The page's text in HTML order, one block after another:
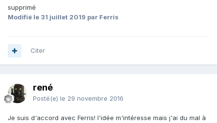
manuel pour changer toutes les cotes), mais le résultat vaut
vraiment la peine! Je peux vous envoyer notre tableau et
supprimé
Modifié le 31 juillet 2019 par Ferris
Citer
rené
Posté(e) le 29 novembre 2016
Je suis d'accord avec Ferris! l'idée m'intéresse mais j'ai du mal à